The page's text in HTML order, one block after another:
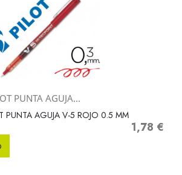
PUNTA AGUJA...
PUNTA AGUJA V-5 ROJO 0.5 MM
Precio
1,78 €